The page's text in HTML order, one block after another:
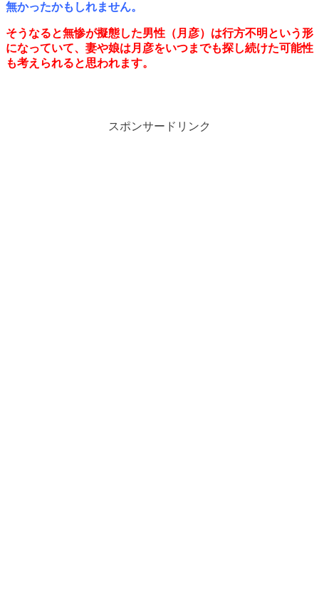
無かったかもしれません。
そうなると無惨が擬態した男性（月彦）は行方不明という形
になっていて、妻や娘は月彦をいつまでも探し続けた可能性
も考えられると思われます。
スポンサードリンク